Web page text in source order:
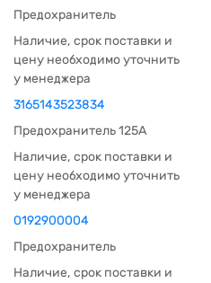
Предохранитель
Наличие, срок поставки и
цену необходимо уточнить
у менеджера
3165143523834
Предохранитель 125А
Наличие, срок поставки и
цену необходимо уточнить
у менеджера
0192900004
Предохранитель
Наличие, срок поставки и